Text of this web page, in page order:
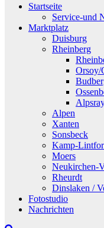
Startseite
Service-und
Marktplatz
Duisburg
Rheinberg
Orsoy/
Alpen
Xanten
Sonsbeck
Kamp-
Moers
Neukirchen-
Rheurdt
Dinslaken /
Fotostudio
Nachrichten